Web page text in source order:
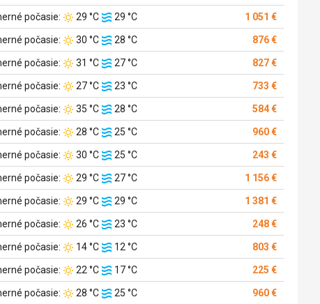
vzduchu:vody:
počasie:
Teplota
vzduchu:
29 °C
Teplota
vody:
29 °C 1 051 €
počasie:
Teplota
vzduchu:
30 °C
Teplota
vody:
28 °C 876 €
počasie:
Teplota
vzduchu:
31 °C
Teplota
vody:
27 °C 827 €
počasie:
Teplota
vzduchu:
27 °C
Teplota
vody:
23 °C 733 €
počasie:
Teplota
vzduchu:
35 °C
Teplota
vody:
28 °C 584 €
počasie:
Teplota
vzduchu:
28 °C
Teplota
vody:
25 °C 960 €
počasie:
Teplota
vzduchu:
30 °C
Teplota
vody:
25 °C 243 €
počasie:
Teplota
vzduchu:
29 °C
Teplota
vody:
27 °C 1 156 €
počasie:
Teplota
vzduchu:
29 °C
Teplota
vody:
29 °C 1 381 €
počasie:
Teplota
vzduchu:
26 °C
Teplota
vody:
23 °C 248 €
počasie:
Teplota
vzduchu:
14 °C
Teplota
vody:
12 °C 803 €
počasie:
Teplota
vzduchu:
22 °C
Teplota
vody:
17 °C 225 €
počasie:
Teplota
28 °C
Teplota
25 °C 960 €